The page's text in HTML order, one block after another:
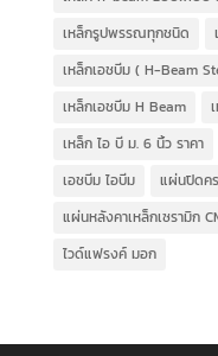
เหล็กรูปพรรณทุกชนิด
เหล็กเอชบีม ( H-Beam
เหล็กเอชบีม H Beam
เหล็ก ไอ บี ม. 6 นิ้ว ราคา
เอชบีม ไอบีม
แผ่นปิดค
แผ่นหลังคาเหล็กเซรามิก
ไวด์แฟรงค์ มอก